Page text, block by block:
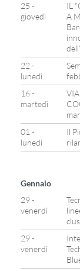
25 -
giovedì
IL
A
22 -
lunedì
16 -
martedì
01 -
lunedì
Il
Gennaio
29 -
venerdì
29 -
venerdì